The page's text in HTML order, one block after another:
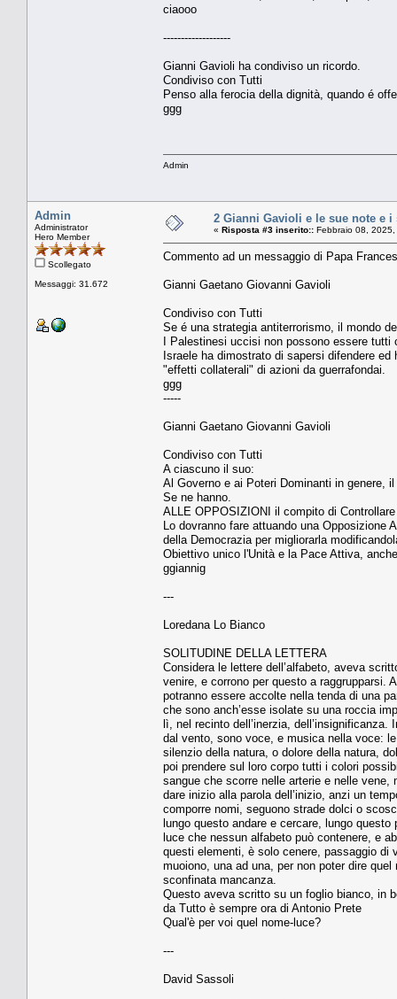
ciaooo
-------------------
Gianni Gavioli ha condiviso un ricordo.
Condiviso con Tutti
Penso alla ferocia della dignità, quando é
ggg
Admin
Admin
Administrator
Hero Member
Scollegato
Messaggi: 31.672
2 Gianni Gavioli e le sue note e
« Risposta #3 inserito:: Febbraio 08,
Commento ad un messaggio di Papa
Gianni Gaetano Giovanni Gavioli
Condiviso con Tutti
Se é una strategia antiterrorismo, il mondo
I Palestinesi uccisi non possono essere tutti
Israele ha dimostrato di sapersi difendere
"effetti collaterali" di azioni da guerrafondai.
ggg
-----
Gianni Gaetano Giovanni Gavioli
Condiviso con Tutti
A ciascuno il suo:
Al Governo e ai Poteri Dominanti in genere,
Se ne hanno.
ALLE OPPOSIZIONI il compito di
Lo dovranno fare attuando una Opposizione
della Democrazia per migliorarla
Obiettivo unico l'Unità e la Pace Attiva,
ggiannig
---
Loredana Lo Bianco
SOLITUDINE DELLA LETTERA
Considera le lettere dell’alfabeto, aveva
venire, e corrono per questo a raggrupparsi.
potranno essere accolte nella tenda di una
che sono anch’esse isolate su una roccia
lì, nel recinto dell’inerzia,
dal vento, sono voce, e musica nella voce:
silenzio della natura, o dolore della natura,
poi prendere sul loro corpo tutti i colori
sangue che scorre nelle arterie e nelle
dare inizio alla parola dell’inizio, anzi un
comporre nomi, seguono strade dolci o
lungo questo andare e cercare, lungo
luce che nessun alfabeto può contenere, e
questi elementi, è solo cenere, passaggio di
muoiono, una ad una, per non poter dire
sconfinata mancanza.
Questo aveva scritto su un foglio bianco, in
da Tutto è sempre ora di Antonio Prete
Qual'è per voi quel nome-luce?
---
David Sassoli